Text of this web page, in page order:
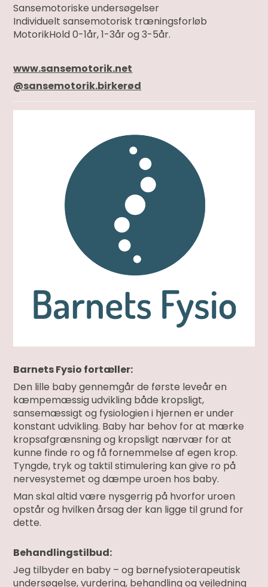
Sansemotoriske undersøgelser
Individuelt sansemotorisk træningsforløb
MotorikHold 0-1år, 1-3år og 3-5år.
www.sansemotorik.net
@sansemotorik.birkerød
Barnets Fysio fortæller:
Den lille baby gennemgår de første leveår en
kæmpemæssig udvikling både kropsligt,
sansemæssigt og fysiologien i hjernen er under
konstant udvikling. Baby har behov for at mærke
kropsafgrænsning og kropsligt nærvær for at
kunne finde ro og få fornemmelse af egen krop.
Tyngde, tryk og taktil stimulering kan give ro på
nervesystemet og dæmpe uroen hos baby.
Man skal altid være nysgerrig på hvorfor uroen
opstår og hvilken årsag der kan ligge til grund for
dette.
Behandlingstilbud:
Jeg tilbyder en baby – og børnefysioterapeutisk
undersøgelse, vurdering, behandling og vejledning